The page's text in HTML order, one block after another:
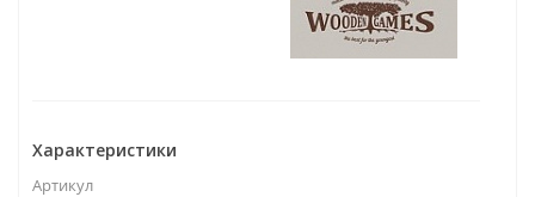
Характеристики
Артикул